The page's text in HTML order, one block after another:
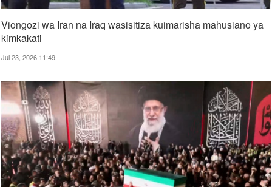
Viongozi wa Iran na Iraq wasisitiza kuimarisha mahusiano ya
kimkakati
Jul 23, 2026 11:49